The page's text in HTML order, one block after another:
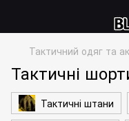
Тактичний одяг та
Тактичні
Тактичні штани